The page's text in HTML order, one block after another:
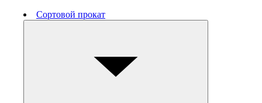
Сортовой прокат